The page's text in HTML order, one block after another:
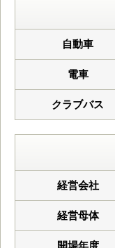
自動車
電車
クラブバス
経営会社
経営母体
開場年度